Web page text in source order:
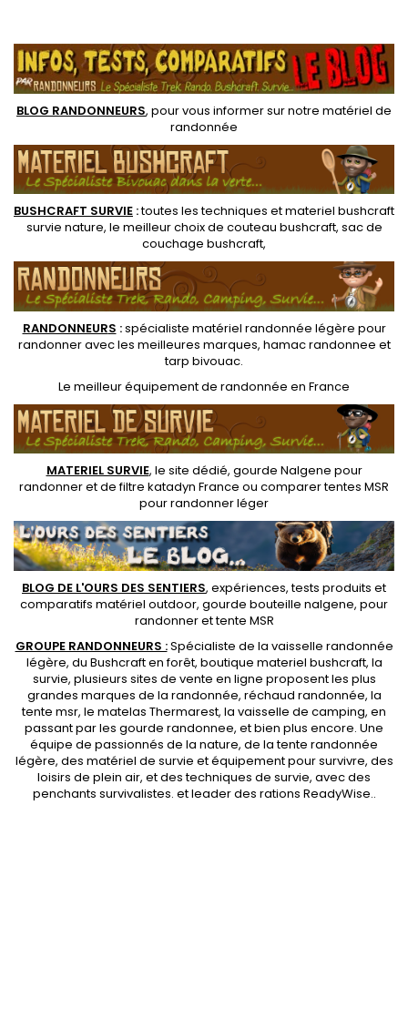
éléments s'emboitent entre
eux pour un gain de place
anses rabattables et
système de suspension pour
la cuisson au dessus d'un feu
de camp
BLOG RANDONNEURS, pour vous informer sur notre matériel de
randonnée
BUSHCRAFT SURVIE :toutes les techniques etmateriel bushcraft
survie nature, le meilleur choix de couteau bushcraft, sac de
couchage bushcraft,
RANDONNEURS :spécialiste matériel randonnée légère pour
randonner avec les meilleures marques, hamac randonnee et
tarp bivouac.
Le meilleur équipement de randonnée en France
MATERIEL SURVIE, le site dédié, gourde Nalgene pour
randonneret defiltre katadyn France ou comparer tentes MSR
pour randonner léger
BLOG DE L'OURS DES SENTIERS, expériences, tests produits et
comparatifs matériel outdoor, gourde bouteille nalgene, pour
randonner ettente MSR
GROUPE RANDONNEURS :Spécialiste de la vaisselle randonnée
légère, du Bushcraft en forêt, boutique materiel bushcraft, la
survie, plusieurs sites de vente en ligne proposent les plus
grandes marques de la randonnée, réchaud randonnée, la
tente msr, le matelas Thermarest, la vaisselle de camping, en
passant par les gourde randonnee, et bien plus encore. Une
équipe de passionnés de la nature, de latente randonnée
légère, des matériel de survie et équipement pour survivre, des
loisirs de plein air, et des techniques de survie, avec des
penchants survivalistes. et leader des rations ReadyWise..